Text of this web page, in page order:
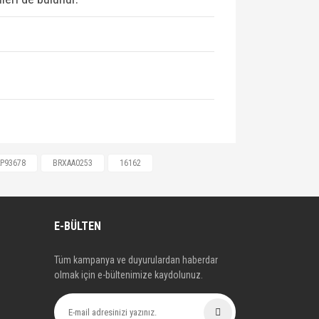
BRXAA0253 16162
E-BÜLTEN
Tüm kampanya ve duyurulardan haberdar
olmak için e-bültenimize kaydolunuz.